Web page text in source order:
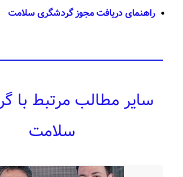
راهنمای دریافت مجوز گردشگری سلامت
سایر مطالب مرتبط با
سلامت